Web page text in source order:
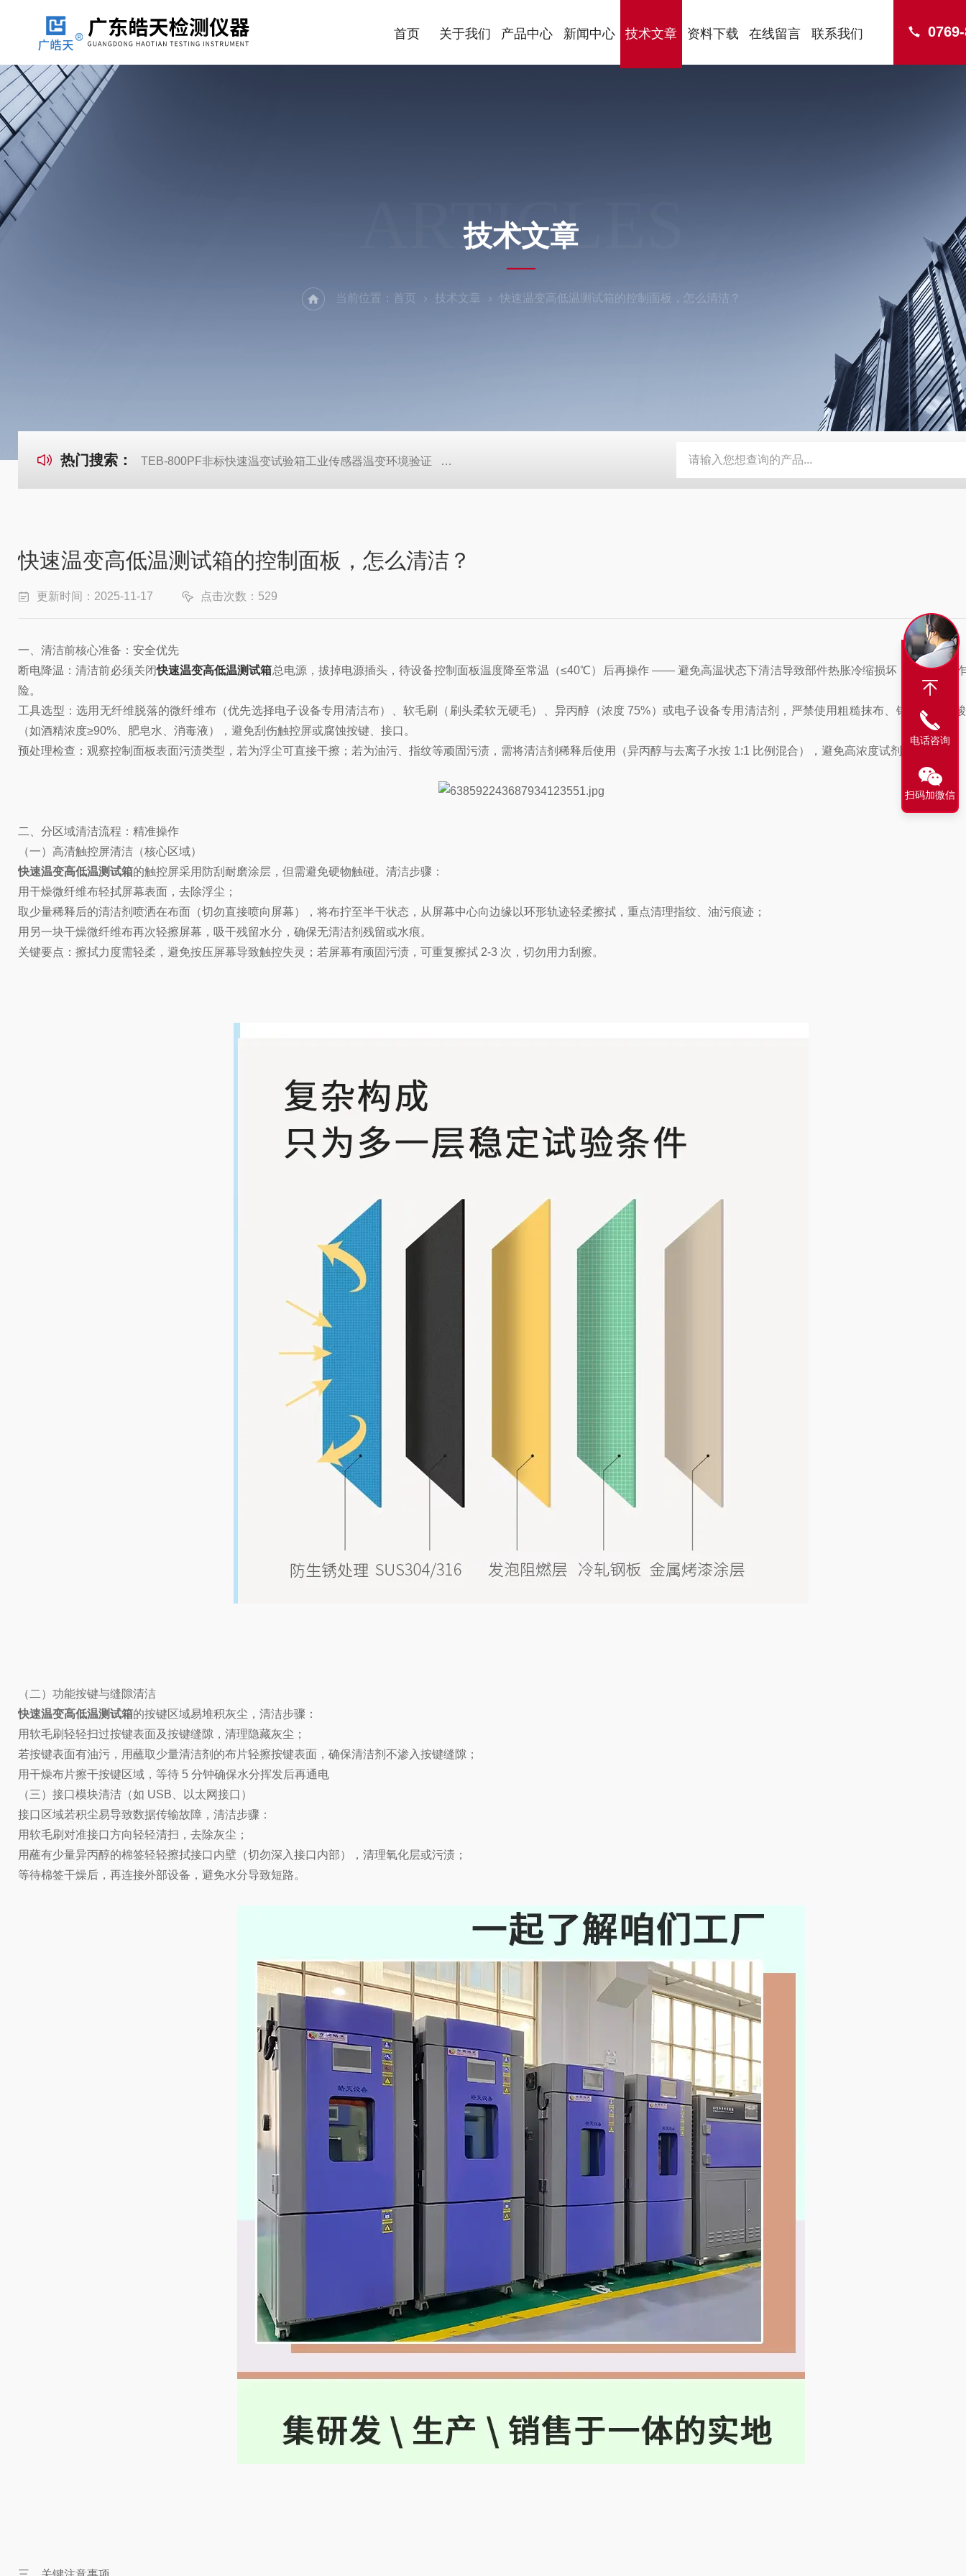
首页 关于我们 产品中心 新闻中心 技术文章 资料下载 在线留言 联系我们
ARTICLES
技术文章
当前位置： 首页 技术文章 快速温变高低温测试箱的控制面板，怎么清洁？
热门搜索： TEB-800PF非标快速温变试验箱工业传感器温变环境验证 TEB-600PF快温变高低温实验箱、自动补水功能 SMD-210PF-FPC抗寒耐湿 FPC 折弯机
快速温变高低温测试箱的控制面板，怎么清洁？
更新时间：2025-11-17 点击次数：529
一、清洁前核心准备：安全优先
断电降温：清洁前必须关闭快速温变高低温测试箱总电源，拔掉电源插头，待设备控制面板温度降至常温（≤40℃）后再操作 —— 避免高温状态下清洁导致部件热胀冷缩损坏，或带电操
险。
工具选型：选用无纤维脱落的微纤维布（优先选择电子设备专用清洁布）、软毛刷（刷头柔软无硬毛）、异丙醇（浓度 75%）或电子设备专用清洁剂，严禁使用粗糙抹布、钢丝球、强
（如酒精浓度≥90%、肥皂水、消毒液），避免刮伤触控屏或腐蚀按键、接口。
预处理检查：观察控制面板表面污渍类型，若为浮尘可直接干擦；若为油污、指纹等顽固污渍，需将清洁剂稀释后使用（异丙醇与去离子水按 1:1 比例混合），避免高浓度试剂损伤涂层。
二、分区域清洁流程：精准操作
（一）高清触控屏清洁（核心区域）
快速温变高低温测试箱的触控屏采用防刮耐磨涂层，但需避免硬物触碰。清洁步骤：
用干燥微纤维布轻拭屏幕表面，去除浮尘；
取少量稀释后的清洁剂喷洒在布面（切勿直接喷向屏幕），将布拧至半干状态，从屏幕中心向边缘以环形轨迹轻柔擦拭，重点清理指纹、油污痕迹；
用另一块干燥微纤维布再次轻擦屏幕，吸干残留水分，确保无清洁剂残留或水痕。
关键要点：擦拭力度需轻柔，避免按压屏幕导致触控失灵；若屏幕有顽固污渍，可重复擦拭 2-3 次，切勿用力刮擦。
（二）功能按键与缝隙清洁
快速温变高低温测试箱的按键区域易堆积灰尘，清洁步骤：
用软毛刷轻轻扫过按键表面及按键缝隙，清理隐藏灰尘；
若按键表面有油污，用蘸取少量清洁剂的布片轻擦按键表面，确保清洁剂不渗入按键缝隙；
用干燥布片擦干按键区域，等待 5 分钟确保水分挥发后再通电
（三）接口模块清洁（如 USB、以太网接口）
接口区域若积尘易导致数据传输故障，清洁步骤：
用软毛刷对准接口方向轻轻清扫，去除灰尘；
用蘸有少量异丙醇的棉签轻轻擦拭接口内壁（切勿深入接口内部），清理氧化层或污渍；
等待棉签干燥后，再连接外部设备，避免水分导致短路。
电话咨询
扫码加微信